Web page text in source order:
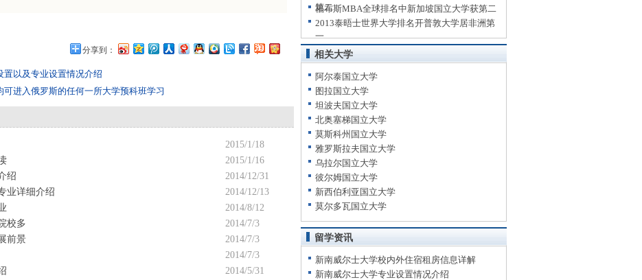
分享到：
以及专业设置情况介绍
进入俄罗斯的任何一所大学预科班学习
2015/1/18
2015/1/16
2014/12/31
绍
2014/12/13
业详细介绍
2014/8/12
2014/7/3
校多
2014/7/3
前景
2014/7/3
2014/5/31
第二
福布斯MBA全球排名中新加坡国立大学获第二
2013泰晤士世界大学排名开普敦大学居非洲第
一
相关大学
阿尔泰国立大学
图拉国立大学
坦波夫国立大学
北奥塞梯国立大学
莫斯科州国立大学
雅罗斯拉夫国立大学
乌拉尔国立大学
彼尔姆国立大学
新西伯利亚国立大学
莫尔多瓦国立大学
留学资讯
新南威尔士大学校内外住宿租房信息详解
新南威尔士大学专业设置情况介绍